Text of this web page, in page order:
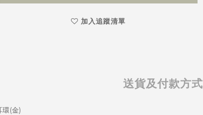
加入追蹤清單
送貨及付款方式
環(金)